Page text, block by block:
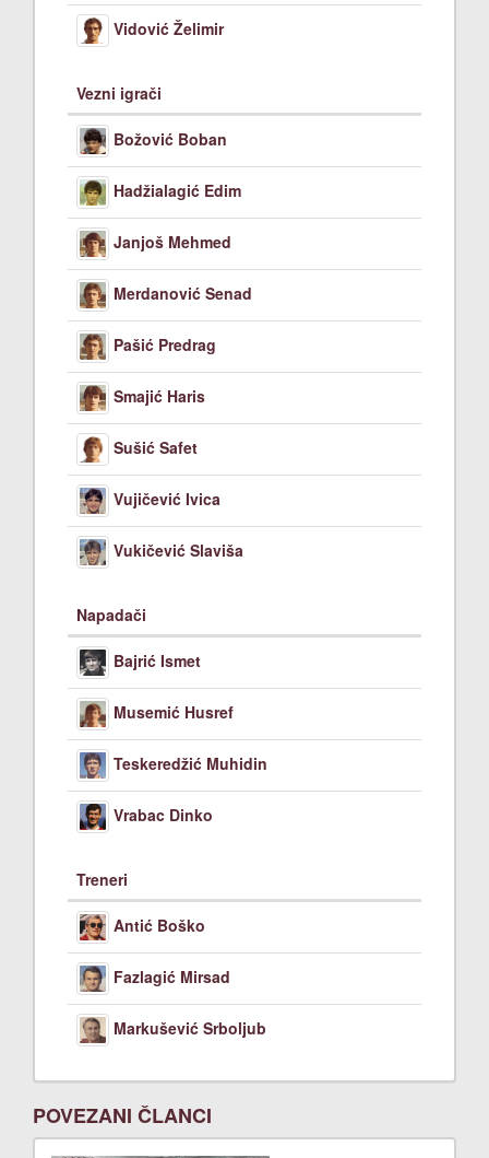
Vidović Želimir
Vezni igrači
Božović Boban
Hadžialagić Edim
Janjoš Mehmed
Merdanović Senad
Pašić Predrag
Smajić Haris
Sušić Safet
Vujičević Ivica
Vukičević Slaviša
Napadači
Bajrić Ismet
Musemić Husref
Teskeredžić Muhidin
Vrabac Dinko
Treneri
Antić Boško
Fazlagić Mirsad
Markušević Srboljub
POVEZANI ČLANCI